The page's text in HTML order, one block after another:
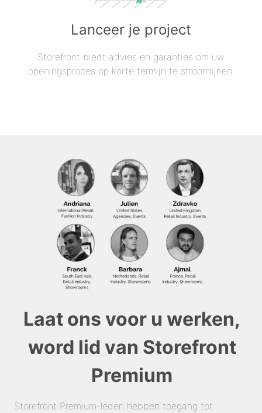
Lanceer je project
Storefront biedt advies en garanties om uw
openingsproces op korte termijn te stroomlijnen.
Laat ons voor u werken,
word lid van Storefront
Premium
Storefront Premium-leden hebben toegang tot